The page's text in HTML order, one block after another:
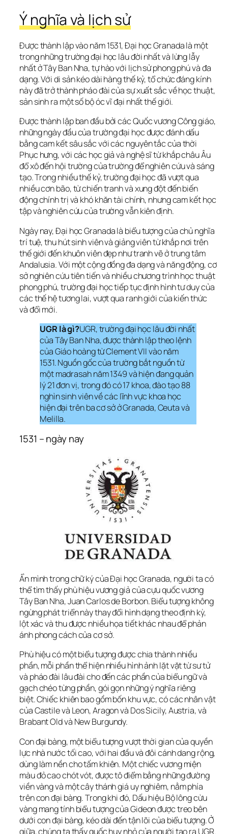
Ý nghĩa và lịch sử
Được thành lập vào năm 1531, Đại học Granada là một
trong những trường đại học lâu đời nhất và lừng lẫy
nhất ở Tây Ban Nha, tự hào với lịch sử phong phú và đa
dạng. Với di sản kéo dài hàng thế kỷ, tổ chức đáng kính
này đã trở thành pháo đài của sự xuất sắc về học thuật,
sản sinh ra một số bộ óc vĩ đại nhất thế giới.
Được thành lập ban đầu bởi các Quốc vương Công giáo,
những ngày đầu của trường đại học được đánh dấu
bằng cam kết sâu sắc với các nguyên tắc của thời
Phục hưng, với các học giả và nghệ sĩ từ khắp châu Âu
đổ xô đến hội trường của trường để nghiên cứu và sáng
tạo. Trong nhiều thế kỷ, trường đại học đã vượt qua
nhiều cơn bão, từ chiến tranh và xung đột đến biến
động chính trị và khó khăn tài chính, nhưng cam kết học
tập và nghiên cứu của trường vẫn kiên định.
Ngày nay, Đại học Granada là biểu tượng của chủ nghĩa
trí tuệ, thu hút sinh viên và giảng viên từ khắp nơi trên
thế giới đến khuôn viên đẹp như tranh vẽ ở trung tâm
Andalusia. Với một cộng đồng đa dạng và năng động, cơ
sở nghiên cứu tiên tiến và nhiều chương trình học thuật
phong phú, trường đại học tiếp tục định hình tư duy của
các thế hệ tương lai, vượt qua ranh giới của kiến ​​thức
và đổi mới.
UGR là gì?UGR, trường đại học lâu đời nhất
của Tây Ban Nha, được thành lập theo lệnh
của Giáo hoàng từ Clement VII vào năm
1531. Nguồn gốc của trường bắt nguồn từ
một madrasah năm 1349 và hiện đang quản
lý 21 đơn vị, trong đó có 17 khoa, đào tạo 88
nghìn sinh viên về các lĩnh vực khoa học
hiện đại trên ba cơ sở ở Granada, Ceuta và
Melilla.
1531 – ngày nay
Ẩn mình trong chữ ký của Đại học Granada, người ta có
thể tìm thấy phù hiệu vương giả của cựu quốc vương
Tây Ban Nha, Juan Carlos de Borbon. Biểu tượng không
ngừng phát triển này thay đổi hình dạng theo định kỳ,
lột xác và thu được nhiều họa tiết khác nhau để phản
ánh phong cách của cơ sở.
Phù hiệu có một biểu tượng được chia thành nhiều
phần, mỗi phần thể hiện nhiều hình ảnh lặt vặt từ sư tử
và pháo đài lâu đài cho đến các phần của biểu ngữ và
gạch chéo từng phần, gói gọn những ý nghĩa riêng
biệt. Chiếc khiên bao gồm bốn khu vực, có các nhân vật
của Castile và Leon, Aragon và Dos Sicily, Austria, và
Brabant Old và New Burgundy.
Con đại bàng, một biểu tượng vượt thời gian của quyền
lực nhà nước tối cao, với hai đầu và đôi cánh dang rộng,
dùng làm nền cho tấm khiên. Một chiếc vương miện
màu đỏ cao chót vót, được tô điểm bằng những đường
viền vàng và một cây thánh giá uy nghiêm, nằm phía
trên con đại bàng. Trong khi đó, Dấu hiệu Bộ lông cừu
vàng mang tính biểu tượng của Gideon được treo bên
dưới con đại bàng, kéo dài đến tận lõi của biểu tượng. Ở
giữa, chúng ta thấy quốc huy nhỏ của người tạo ra UGR.